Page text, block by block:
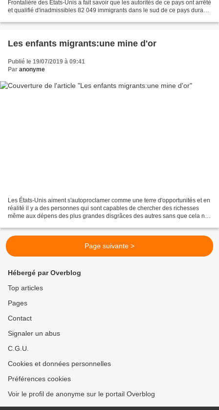
Frontalière des États-Unis a fait savoir que les autorités de ce pays ont arrêté
et qualifié d'inadmissibles 82 049 immigrants dans le sud de ce pays durant
Les enfants migrants:une mine d'or
Publié le 19/07/2019 à 09:41
Par anonyme
Les États-Unis aiment s'autoproclamer comme une terre d'opportunités et en
réalité il y a des personnes qui sont capables de chercher des richesses
même aux dépens des plus grandes disgrâces des autres sans que cela ne
Page suivante >
Hébergé par Overblog
Top articles
Pages
Contact
Signaler un abus
C.G.U.
Cookies et données personnelles
Préférences cookies
Voir le profil de anonyme sur le portail Overblog